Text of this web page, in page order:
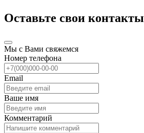
Оставьте свои контакты
Мы с Вами свяжемся
Номер телефона
Email
Ваше имя
Комментарий